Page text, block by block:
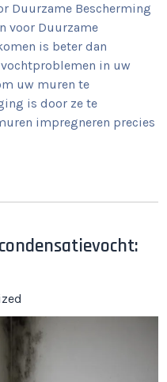
Duurzame Bescherming
voor Duurzame
is beter dan
in uw
uw muren te
is door ze te
impregneren precies